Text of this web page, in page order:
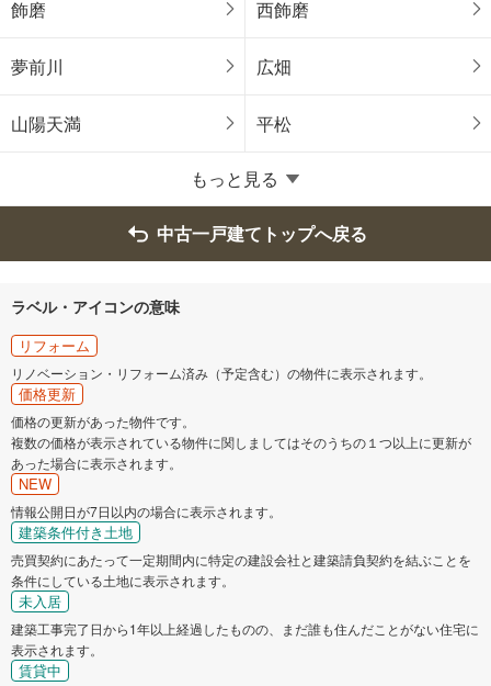
川西市
飾磨 西飾磨
夢前川 広畑
山陽天満 平松
もっと見る
中古一戸建てトップへ戻る
ラベル・アイコンの意味
リフォーム
リノベーション・リフォーム済み（予定含む）の物件に表示されます。
価格更新
価格の更新があった物件です。
複数の価格が表示されている物件に関しましてはそのうちの１つ以上に更新が
あった場合に表示されます。
NEW
情報公開日が7日以内の場合に表示されます。
建築条件付き土地
売買契約にあたって一定期間内に特定の建設会社と建築請負契約を結ぶことを
条件にしている土地に表示されます。
未入居
建築工事完了日から1年以上経過したものの、まだ誰も住んだことがない住宅に
表示されます。
賃貸中